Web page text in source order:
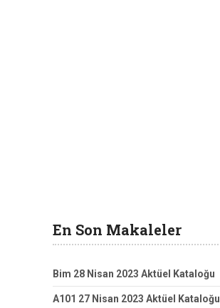
En Son Makaleler
Bim 28 Nisan 2023 Aktüel Kataloğu
A101 27 Nisan 2023 Aktüel Kataloğu